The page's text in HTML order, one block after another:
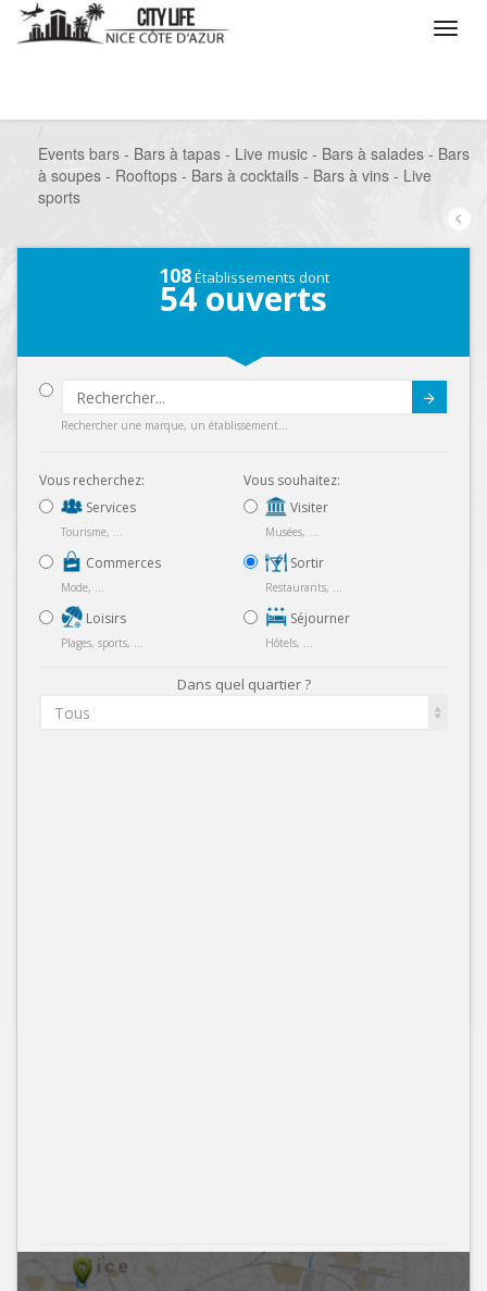
Events bars - Bars à tapas - Live music - Bars à salades - Bars
à soupes - Rooftops - Bars à cocktails - Bars à vins - Live
sports
108Établissements dont
54 ouverts
Rechercher une marque, un établissement...
Vous recherchez:
Services
Tourisme, ...
Commerces
Mode, ...
Loisirs
Plages, sports, ...
Vous souhaitez:
Visiter
Musées, ...
Sortir
Restaurants, ...
Séjourner
Hôtels, ...
Dans quel quartier ?
Tous